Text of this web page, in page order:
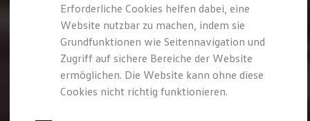
Saisonangebote
Reifenpakete
Leasing
Leasing-Angebote
Gebrauchtwagen Leasing
Junge Gebrauchtwagen-Leasing
Elektroauto Leasing
Kleinwagen-Leasing
Erforderliche Cookies helfen dabei, eine
Website nutzbar zu machen, indem sie
Grundfunktionen wie Seitennavigation und
Zugriff auf sichere Bereiche der Website
ermöglichen. Die Website kann ohne diese
Cookies nicht richtig funktionieren.